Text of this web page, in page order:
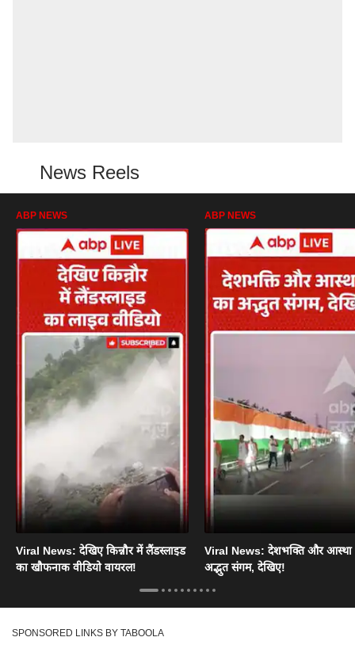
News Reels
ABP NEWS
Viral News: देखिए किन्नौर में लैंडस्लाइड
का खौफनाक वीडियो वायरल!
ABP NEWS
Viral News: देशभक्ति और आस्था
अद्भुत संगम, देखिए!
SPONSORED LINKS BY TABOOLA